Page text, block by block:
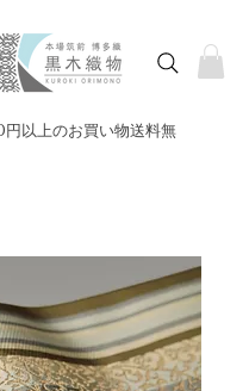
以上のお買い物送料無